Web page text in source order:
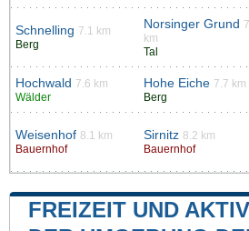
Schnelling 7.1 km
Berg
Norsinger Grund
km
Tal
Hochwald
7.6 km
Wälder
Hohe Eiche 7.7 km
Berg
Weisenhof 8.1 km
Bauernhof
Sirnitz 8.2 km
Bauernhof
FREIZEIT UND